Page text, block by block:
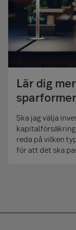
Lär dig
sparformer
Ska jag välja
reda på vilken
för att det ska